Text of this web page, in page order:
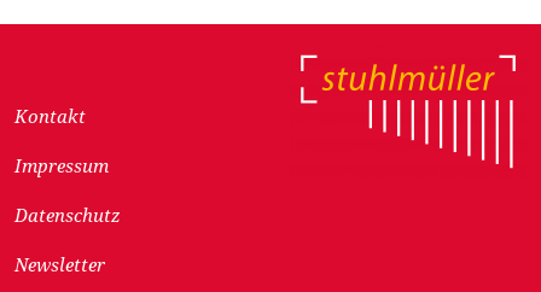
Kontakt
Impressum
Datenschutz
Newsletter